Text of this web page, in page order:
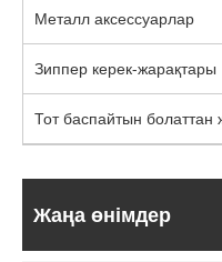
Металл аксессуарлар
Зиппер керек-жарақтары
Тот баспайтын болаттан
Жаңа өнімдер